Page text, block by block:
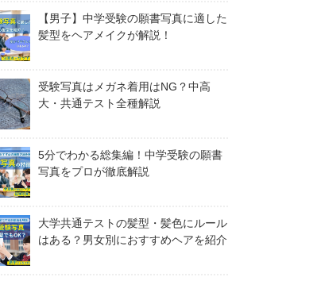
【男子】中学受験の願書写真に適した
髪型をヘアメイクが解説！
受験写真はメガネ着用はNG？中高
大・共通テスト全種解説
5分でわかる総集編！中学受験の願書
写真をプロが徹底解説
大学共通テストの髪型・髪色にルール
はある？男女別におすすめヘアを紹介